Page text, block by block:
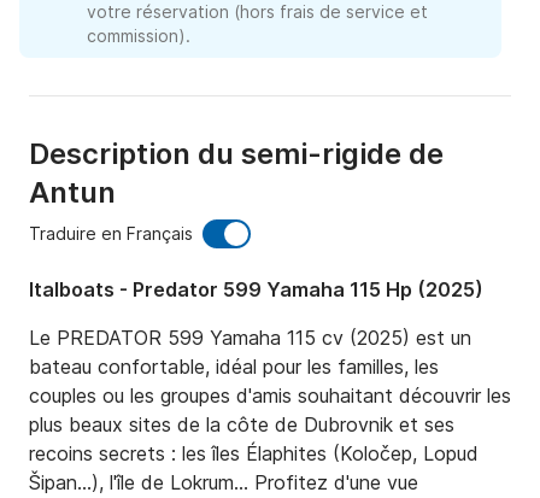
votre réservation (hors frais de service et
commission).
Description du semi-rigide de
Antun
Traduire en Français
Italboats - Predator 599 Yamaha 115 Hp (2025)
Le PREDATOR 599 Yamaha 115 cv (2025) est un
bateau confortable, idéal pour les familles, les
couples ou les groupes d'amis souhaitant découvrir les
plus beaux sites de la côte de Dubrovnik et ses
recoins secrets : les îles Élaphites (Koločep, Lopud
Šipan…), l'île de Lokrum… Profitez d'une vue